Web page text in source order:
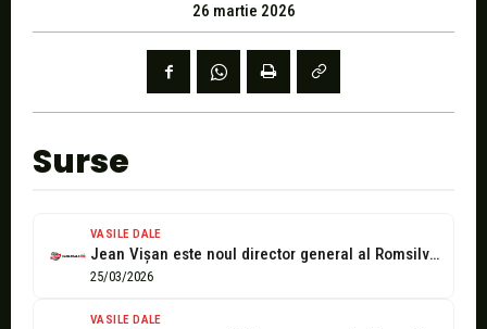
26 martie 2026
Surse
VASILE DALE
Jean Vișan este noul director general al Romsilva. Are mandat până în...
25/03/2026
VASILE DALE